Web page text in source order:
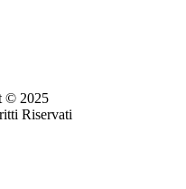
© 2025
Riservati